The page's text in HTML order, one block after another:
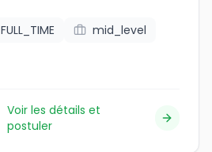
FULL_TIME mid_level
Voir les détails et
postuler